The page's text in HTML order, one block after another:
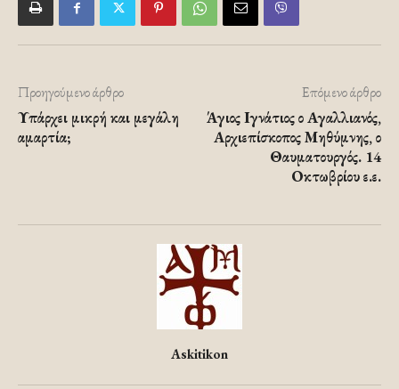
Προηγούμενο άρθρο
Υπάρχει μικρή και μεγάλη
αμαρτία;
Επόμενο άρθρο
Άγιος Ιγνάτιος ο Αγαλλιανός,
Αρχιεπίσκοπος Μηθύμνης, ο
Θαυματουργός. 14
Οκτωβρίου ε.ε.
Askitikon